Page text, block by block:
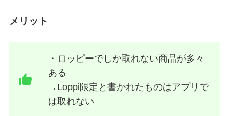
メリット
・ロッピーでしか取れない商品が多々
ある
→Loppi限定と書かれたものはアプリで
は取れない